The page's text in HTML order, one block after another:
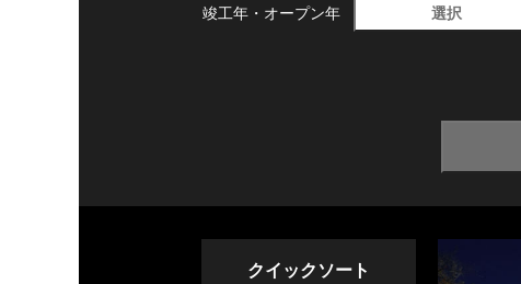
竣工年・ オープン年 選択
クイックソート